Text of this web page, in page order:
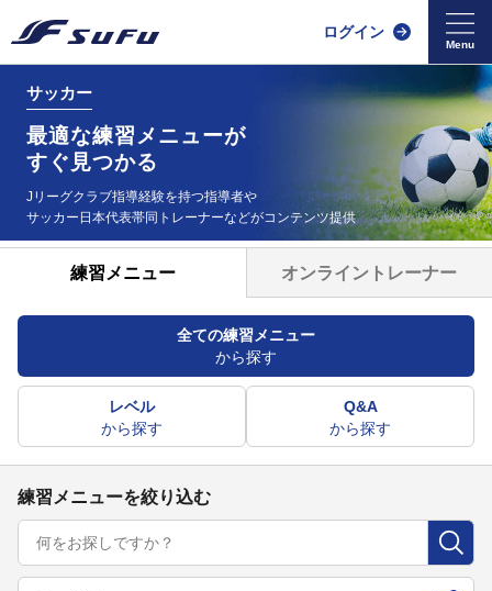
ログイン
サッカー
最適な練習メニューが
すぐ見つかる
Jリーグクラブ指導経験を持つ指導者や
サッカー日本代表帯同 トレーナーなどがコンテンツ提供
練習メニュー オンライントレーナー
全ての練習メニュー
から探す
レベル
から探す
Q&A
から探す
練習メニューを絞り込む